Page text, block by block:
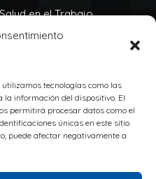
tecnologías como las
información del dispositivo. El
permitirá procesar datos como el
únicas en este sitio.
puede afectar negativamente a
en el Trabajo
RESERVADOS
2020
by: